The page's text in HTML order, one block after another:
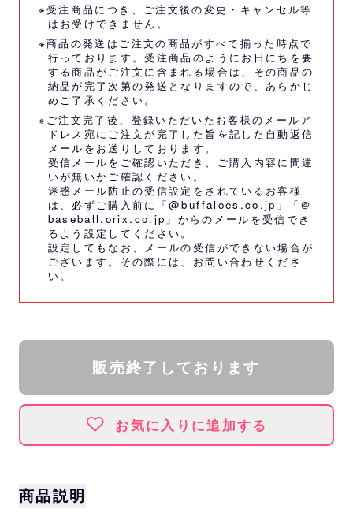
※受注商品につき、ご注文後の変更・キャンセル等
はお受けできません。
※商品の発送はご注文の商品がすべて揃った時点で
行っております。受注商品のようにお日にちを要
する商品がご注文に含まれる場合は、その商品の
納品が完了次第の発送となりますので、あらかじ
めご了承ください。
※ご注文完了後、登録いただいたお客様のメールア
ドレス宛にご注文が完了した旨を記した自動返信
メールをお送りしております。
受信メールをご確認いただき、ご購入内容に間違
いが無いかご確認ください。
迷惑メール防止の受信設定をされているお客様
は、必ずご購入前に「@buffaloes.co.jp」「＠
baseball.orix.co.jp」からのメールを受信でき
るよう設定してください。
設定してもなお、メールの受信ができない場合が
ございます。その際には、 お問い合わせくださ
い。
販売終了しております
お気に入りに追加する
商品説明